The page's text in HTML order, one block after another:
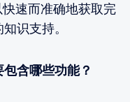
速而准确地获取完
识支持。
含哪些功能？